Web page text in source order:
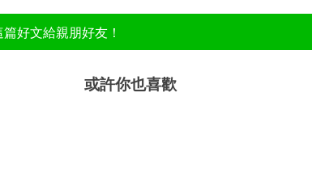
好文給親朋好友！
或許你也喜歡